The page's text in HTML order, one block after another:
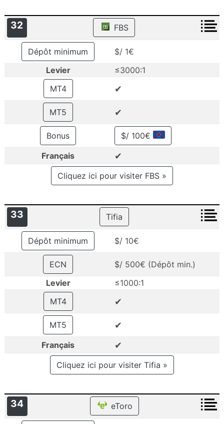
32 FBS
Dépôt minimum
$/ 1€
Levier
≤3000:1
MT4
✔
MT5 ✔
Bonus
$/ 100€
Français
✔
Cliquez ici pour visiter FBS »
33 Tifia
Dépôt minimum $/ 10€
ECN
$/ 500€ (Dépôt min.)
Levier
≤1000:1
MT4
✔
MT5 ✔
Français ✔
Cliquez ici pour visiter Tifia »
34 eToro